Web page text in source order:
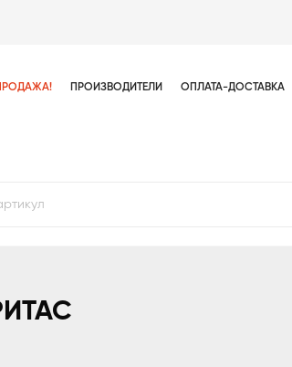
ПРОИЗВОДИТЕЛИ ОПЛАТА-ДОСТАВКА